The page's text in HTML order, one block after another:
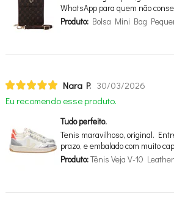
WhatsApp para quem não
Produto:Bolsa Mini Bag
Nara P. 30/03/2026
Eu recomendo esse produto.
Tudo perfeito.
Tenis maravilhoso, original.
prazo, e embalado com muito
Produto:Tênis Veja V-10